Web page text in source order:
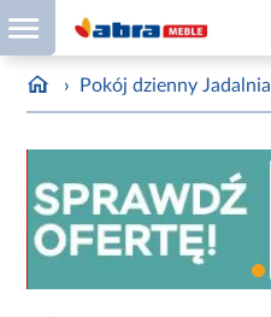
› Pokój dzienny Jadalnia